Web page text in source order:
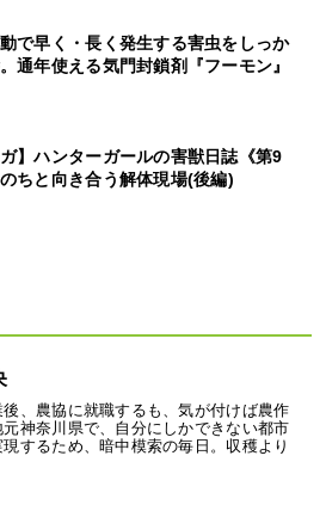
で早く・長く発生する害虫をしっか
通年使える気門封鎖剤『フーモン』
ガ】ハンターガールの害獣日誌《第9
ちと向き合う解体現場(後編)
後、農協に就職するも、気が付けば農作
神奈川県で、自分にしかできない都市
するため、暗中模索の毎日。収穫より